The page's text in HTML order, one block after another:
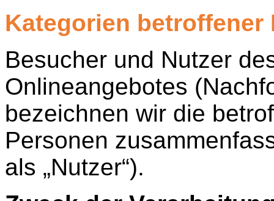
Kategorien betroffener
Besucher und Nutzer
Onlineangebotes
bezeichnen wir die
Personen
als „Nutzer“).